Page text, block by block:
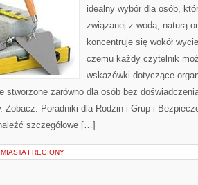
idealny wybór dla osób,
związanej z wodą, naturą
koncentruje się wokół
czemu każdy czytelnik
wskazówki dotyczące
stworzone zarówno dla osób bez
Zobacz: Poradniki dla Rodzin i Grup i
szczegółowe […]
MIASTA I REGIONY